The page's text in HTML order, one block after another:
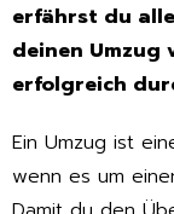
erfährst du
deinen Umzug
erfolgreich
Ein Umzug ist
wenn es um